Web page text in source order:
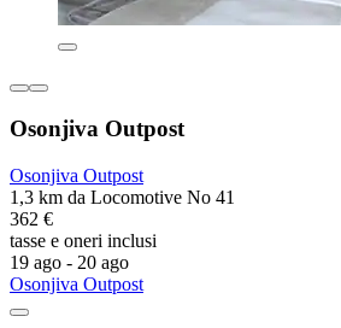
Osonjiva Outpost
Osonjiva Outpost
1,3 km da Locomotive No 41
362 €
tasse e oneri inclusi
19 ago - 20 ago
Osonjiva Outpost